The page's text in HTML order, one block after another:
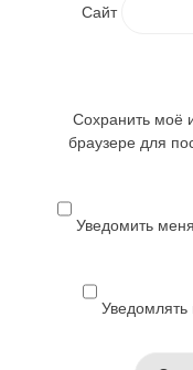
Сайт
Сохранить моё
браузере для
Уведомить
Уведомлять